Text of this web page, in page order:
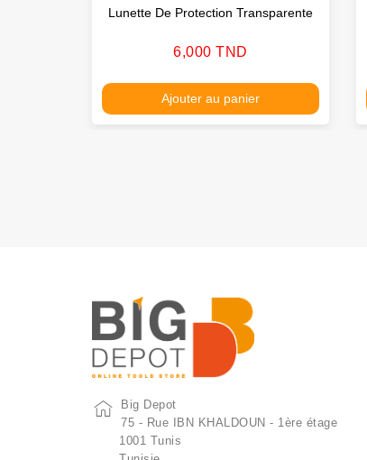
Lunette De Protection Transparente
Prix
6,000 TND
Ajouter au panier
Big Depot
75 - Rue IBN KHALDOUN - 1ère étage
1001 Tunis